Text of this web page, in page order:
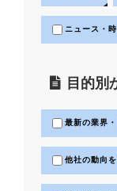
ニュース・
目的別
最新の業界
他社の動向